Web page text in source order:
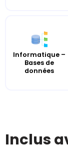
Informatique –
Bases de
données
Inclus